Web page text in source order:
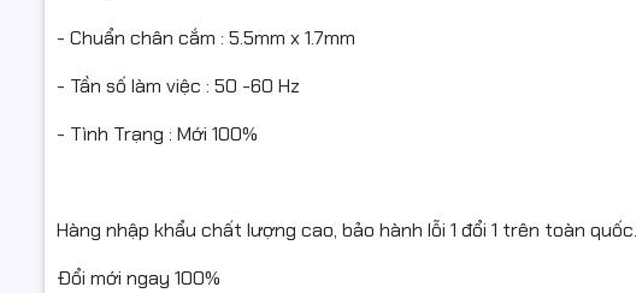
- Chuẩn chân cắm : 5.5mm x 1.7mm
- Tần số làm việc : 50 -60 Hz
- Tình Trạng : Mới 100%
Hàng nhập khẩu chất lượng cao, bảo hành lỗi 1 đổi 1 trên toàn quốc.
Đổi mới ngay 100%